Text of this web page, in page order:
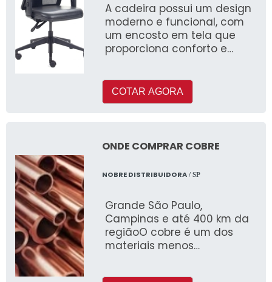
A cadeira possui um design
moderno e funcional, com
um encosto em tela que
proporciona conforto e
garantindo a longevidade
do produto.
COTAR AGORA
ONDE COMPRAR COBRE
NOBRE DISTRIBUIDORA/ SP
Grande São Paulo,
Campinas e até 400 km da
regiãoO cobre é um dos
materiais menos